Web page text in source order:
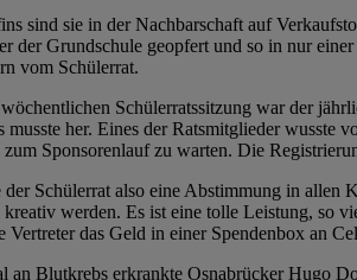
sind sie in der Nachbarschaft auf
der Grundschule geopfert und so in nur
vom Schülerrat.
Schülerratssitzung war der
musste her. Eines der Ratsmitglieder
Sponsorenlauf zu warten. Die
Schülerrat also eine Abstimmung in
werden. Es ist eine tolle Leistung, so
Vertreter das Geld in einer Spendenbox an
an Blutkrebs erkrankte Osnabrücker Hugo